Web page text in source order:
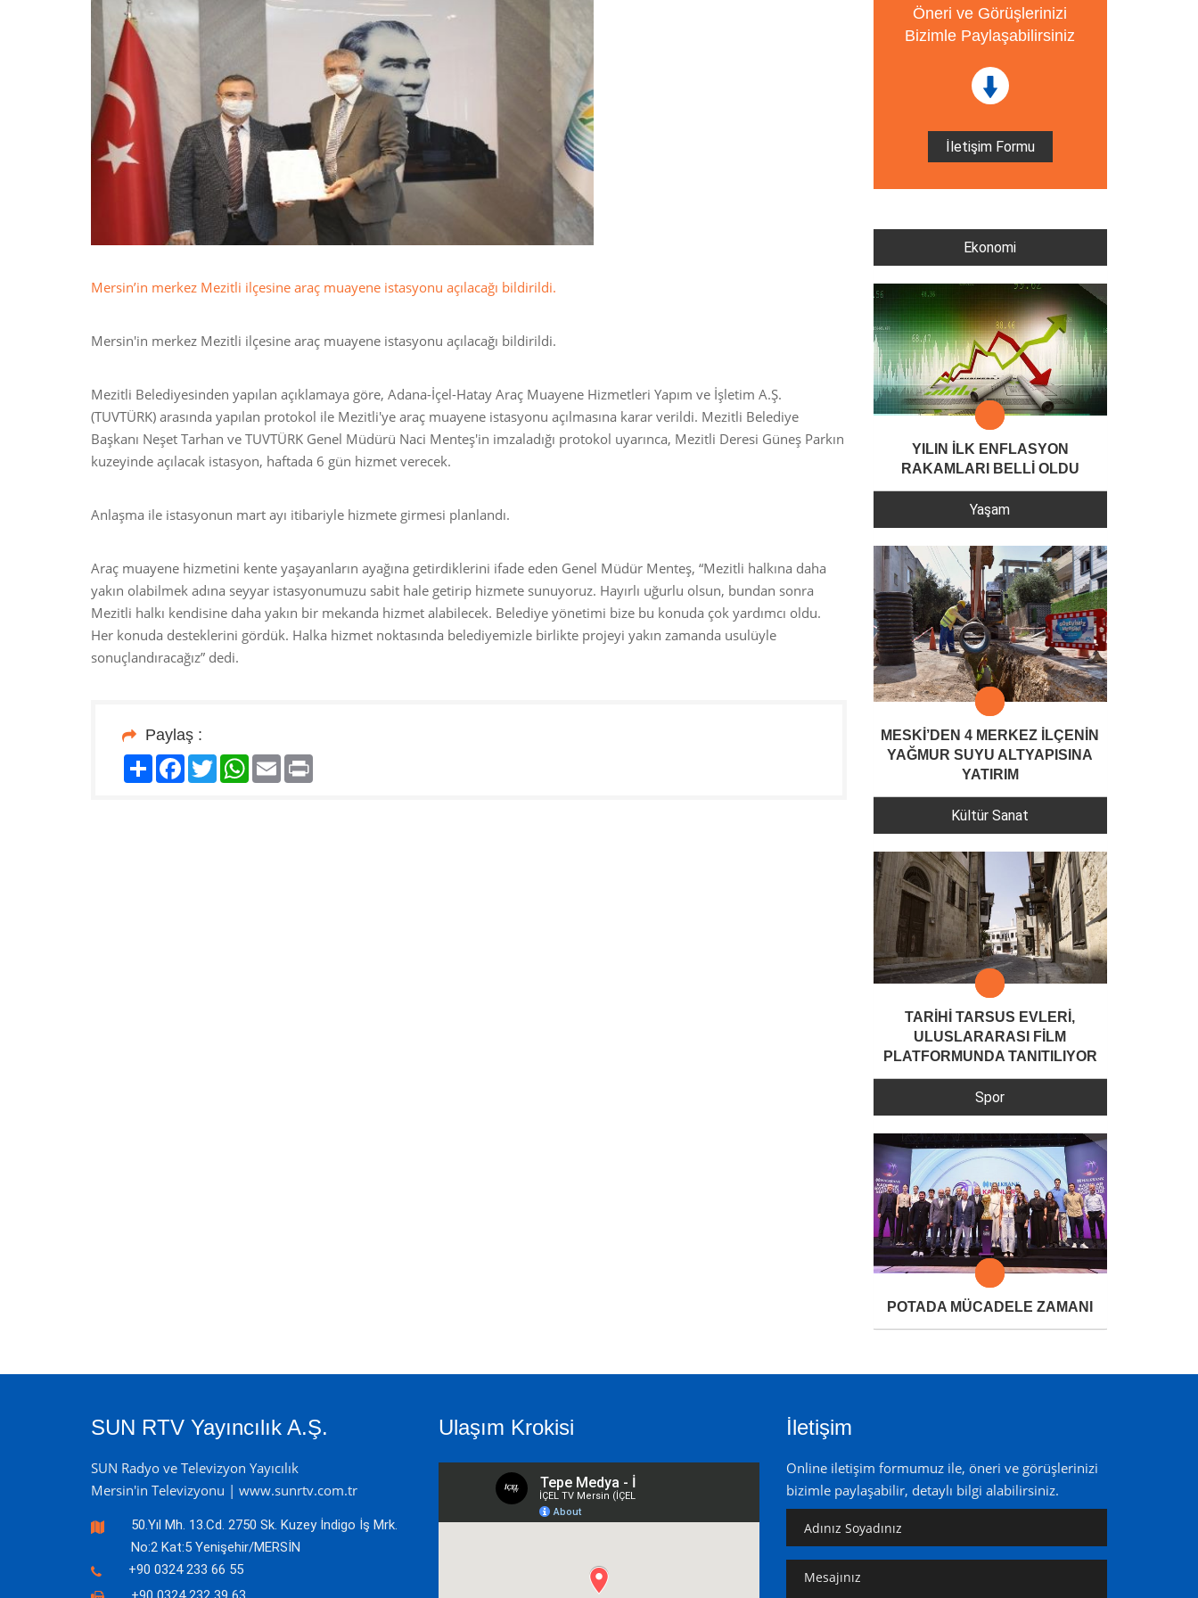
Mersin’in merkez Mezitli ilçesine araç muayene istasyonu açılacağı bildirildi.
Mersin'in merkez Mezitli ilçesine araç muayene istasyonu açılacağı bildirildi.
Mezitli Belediyesinden yapılan açıklamaya göre, Adana-İçel-Hatay Araç Muayene Hizmetleri Yapım ve İşletim A.Ş.
(TUVTÜRK) arasında yapılan protokol ile Mezitli'ye araç muayene istasyonu açılmasına karar verildi. Mezitli Belediye
Başkanı Neşet Tarhan ve TUVTÜRK Genel Müdürü Naci Menteş'in imzaladığı protokol uyarınca, Mezitli Deresi Güneş Parkın
kuzeyinde açılacak istasyon, haftada 6 gün hizmet verecek.
Anlaşma ile istasyonun mart ayı itibariyle hizmete girmesi planlandı.
Araç muayene hizmetini kente yaşayanların ayağına getirdiklerini ifade eden Genel Müdür Menteş, “Mezitli halkına daha
yakın olabilmek adına seyyar istasyonumuzu sabit hale getirip hizmete sunuyoruz. Hayırlı uğurlu olsun, bundan sonra
Mezitli halkı kendisine daha yakın bir mekanda hizmet alabilecek. Belediye yönetimi bize bu konuda çok yardımcı oldu.
Her konuda desteklerini gördük. Halka hizmet noktasında belediyemizle birlikte projeyi yakın zamanda usulüyle
sonuçlandıracağız” dedi.
Paylaş :
PaylaşFacebook
TwitterWhatsApp
Email
Öneri ve Görüşlerinizi
Bizimle Paylaşabilirsiniz
İletişim Formu
Ekonomi
YILIN İLK ENFLASYON
RAKAMLARI BELLİ OLDU
Yaşam
MESKİ’DEN 4 MERKEZ İLÇENİN
YAĞMUR SUYU ALTYAPISINA
YATIRIM
Kültür Sanat
TARİHİ TARSUS EVLERİ,
ULUSLARARASI FİLM
PLATFORMUNDA TANITILIYOR
Spor
POTADA MÜCADELE ZAMANI
SUN RTV Yayıncılık A.Ş.
SUN Radyo ve Televizyon Yayıcılık
Mersin'in Televizyonu | www.sunrtv.com.tr
50.Yıl Mh. 13.Cd. 2750 Sk. Kuzey İndigo İş Mrk.
No:2 Kat:5 Yenişehir/MERSİN
+90 0324 233 66 55
Ulaşım Krokisi İletişim
Online iletişim formumuz ile, öneri ve görüşlerinizi
bizimle paylaşabilir, detaylı bilgi alabilirsiniz.